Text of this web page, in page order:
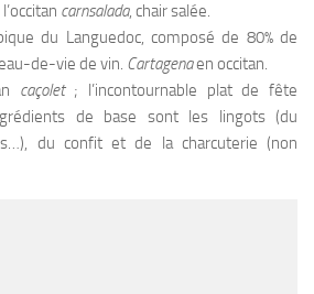
carnsalada, chair salée.
du Languedoc, composé de 80% de
de-vie de vin. Cartagenaen occitan.
caçolet; l’incontournable plat de fête
de base sont les lingots (du
du confit et de la charcuterie (non